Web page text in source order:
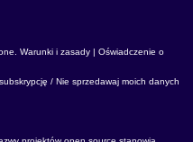
Warunki i zasady | Oświadczenie o
/ Nie sprzedawaj moich danych